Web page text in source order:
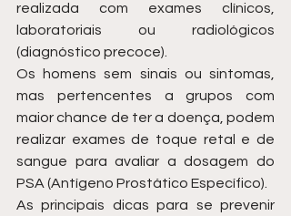
realizada com exames clínicos,
laboratoriais ou radiológicos
(diagnóstico precoce).
Os homens sem sinais ou sintomas,
mas pertencentes a grupos com
maior chance de ter a doença, podem
realizar exames de toque retal e de
sangue para avaliar a dosagem do
PSA (Antígeno Prostático Específico).
As principais dicas para se prevenir